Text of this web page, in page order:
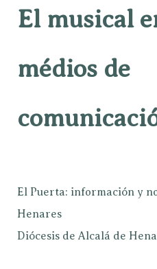
El musical
médios de
El Puerta: información y
Henares
Diócesis de Alcalá de